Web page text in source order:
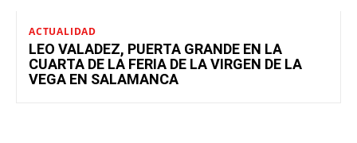
ACTUALIDAD
LEO VALADEZ, PUERTA GRANDE EN LA
CUARTA DE LA FERIA DE LA VIRGEN DE LA
VEGA EN SALAMANCA